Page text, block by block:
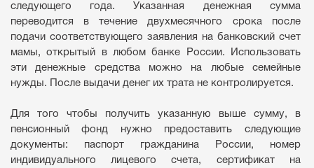
следующего года. Указанная денежная сумма
переводится в течение двухмесячного срока после
подачи соответствующего заявления на банковский счет
мамы, открытый в любом банке России. Использовать
эти денежные средства можно на любые семейные
нужды. После выдачи денег их трата не контролируется.
Для того чтобы получить указанную выше сумму, в
пенсионный фонд нужно предоставить следующие
документы: паспорт гражданина России, номер
индивидуального лицевого счета, сертификат на